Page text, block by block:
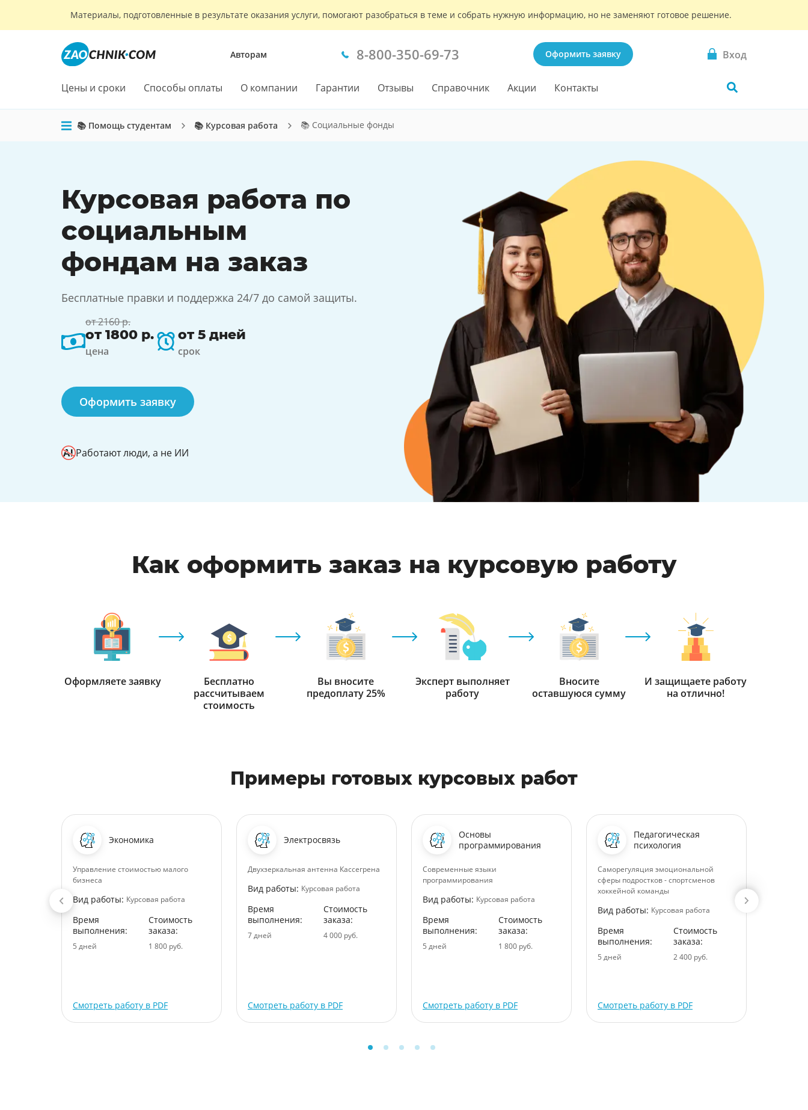
Материалы, подготовленные в результате оказания услуги, помогают разобраться в теме и собрать нужную информацию, но не заменяют готовое решение.
Авторам 8-800-350-69-73 Оформить заявку Вход
Цены и сроки Способы оплаты О компании Гарантии Отзывы Справочник Акции Контакты
📚 Помощь студентам 📚 Курсовая работа 📚 Социальные фонды
Курсовая работа по
социальным
фондам на заказ
Бесплатные правки и поддержка 24/7 до самой защиты.
от 2160 р.
от 1800 р.
цена
от 5 дней
срок
Оформить заявку
Работают люди, а не ИИ
Как оформить заказ на курсовую работу
Оформляете заявку
Бесплатно
рассчитываем
стоимость
Вы вносите
предоплату 25%
Эксперт выполняет
работу
Вносите
оставшуюся сумму
И защищаете работу
на отлично!
Примеры готовых курсовых работ
Экономика
Управление стоимостью малого
бизнеса
Вид работы: Курсовая работа
Время
выполнения:
5 дней
Стоимость
заказа:
1 800 руб.
Смотреть работу в PDF
Электросвязь
Двухзеркальная антенна Кассегрена
Вид работы: Курсовая работа
Время
выполнения:
7 дней
Стоимость
заказа:
4 000 руб.
Смотреть работу в PDF
Основы
программирования
Современные языки
программирования
Вид работы: Курсовая работа
Время
выполнения:
5 дней
Стоимость
заказа:
1 800 руб.
Смотреть работу в PDF
Педагогическая
психология
Саморегуляция эмоциональной
сферы подростков - спортсменов
хоккейной команды
Вид работы: Курсовая работа
Время
выполнения:
5 дней
Стоимость
заказа:
2 400 руб.
Смотреть работу в PDF